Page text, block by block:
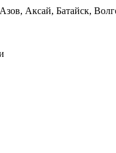
Аксай, Батайск,